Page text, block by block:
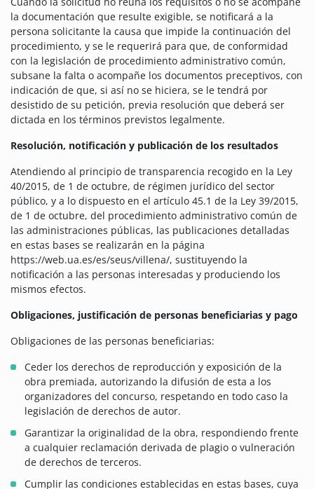
la documentación que resulte exigible, se notificará a la
persona solicitante la causa que impide la continuación del
procedimiento, y se le requerirá para que, de conformidad
con la legislación de procedimiento administrativo común,
subsane la falta o acompañe los documentos preceptivos, con
indicación de que, si así no se hiciera, se le tendrá por
desistido de su petición, previa resolución que deberá ser
dictada en los términos previstos legalmente.
Resolución, notificación y publicación de los resultados
Atendiendo al principio de transparencia recogido en la Ley
40/2015, de 1 de octubre, de régimen jurídico del sector
público, y a lo dispuesto en el artículo 45.1 de la Ley 39/2015,
de 1 de octubre, del procedimiento administrativo común de
las administraciones públicas, las publicaciones detalladas
en estas bases se realizarán en la página
https://web.ua.es/es/seus/villena/, sustituyendo la
notificación a las personas interesadas y produciendo los
mismos efectos.
Obligaciones, justificación de personas beneficiarias y pago
Obligaciones de las personas beneficiarias:
Ceder los derechos de reproducción y exposición de la
obra premiada, autorizando la difusión de esta a los
organizadores del concurso, respetando en todo caso la
legislación de derechos de autor.
Garantizar la originalidad de la obra, respondiendo frente
a cualquier reclamación derivada de plagio o vulneración
de derechos de terceros.
Cumplir las condiciones establecidas en estas bases, cuya